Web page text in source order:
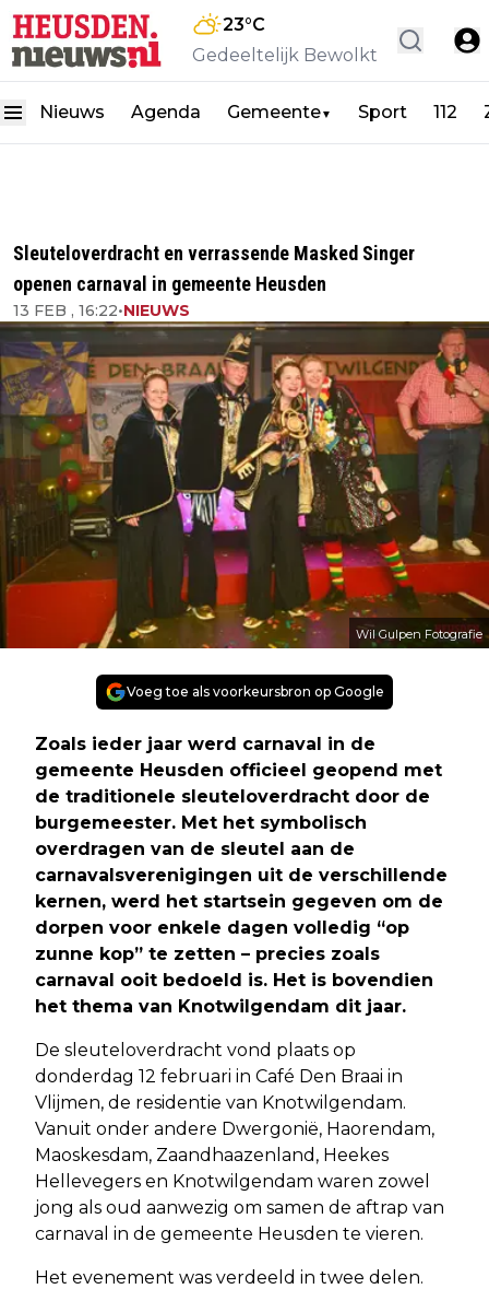
23°C
Gedeeltelijk Bewolkt
Nieuws Agenda Gemeente▼ Sport 112
Sleuteloverdracht en verrassende Masked Singer
openen carnaval in gemeente Heusden
13 FEB , 16:22•NIEUWS
Wil Gulpen Fotografie
Voeg toe als voorkeursbron op Google
Zoals ieder jaar werd carnaval in de
gemeente Heusden officieel geopend met
de traditionele sleuteloverdracht door de
burgemeester. Met het symbolisch
overdragen van de sleutel aan de
carnavalsverenigingen uit de verschillende
kernen, werd het startsein gegeven om de
dorpen voor enkele dagen volledig “op
zunne kop” te zetten – precies zoals
carnaval ooit bedoeld is. Het is bovendien
het thema van Knotwilgendam dit jaar.
De sleuteloverdracht vond plaats op
donderdag 12 februari in Café Den Braai in
Vlijmen, de residentie van Knotwilgendam.
Vanuit onder andere Dwergonië, Haorendam,
Maoskesdam, Zaandhaazenland, Heekes
Hellevegers en Knotwilgendam waren zowel
jong als oud aanwezig om samen de aftrap van
carnaval in de gemeente Heusden te vieren.
Het evenement was verdeeld in twee delen.